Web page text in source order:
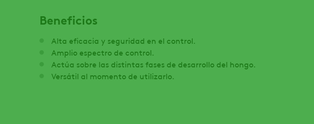
Beneficios
Alta eficacia y seguridad en el control.
Amplio espectro de control.
Actúa sobre las distintas fases de desarrollo del hongo.
Versátil al momento de utilizarlo.